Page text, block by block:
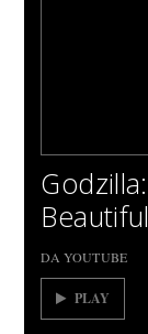
DA YOUTUBE
PLAY